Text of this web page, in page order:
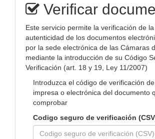
Verificar
Este servicio permite la verificación de
autenticidad de los documentos
por la sede electrónica de las Cámaras
mediante la introducción de su Código
Verificación (art. 18 y 19, Ley 11/2007)
Introduzca el código de verificación
impresa o electrónica del documento
comprobar
Codigo seguro de verificación